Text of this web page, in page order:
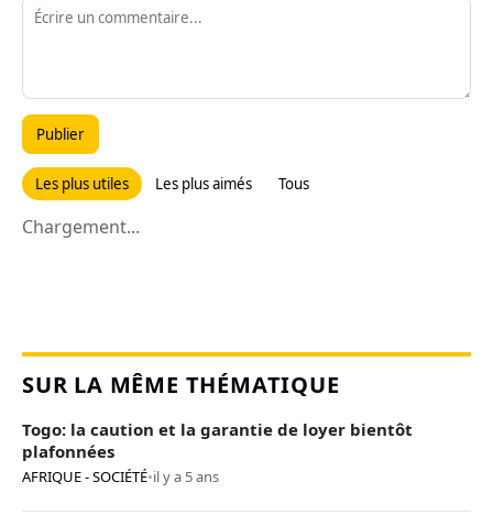
Publier
Les plus utiles Les plus aimés Tous
Chargement...
SUR LA MÊME THÉMATIQUE
Togo: la caution et la garantie de loyer bientôt
plafonnées
AFRIQUE - SOCIÉTÉ•il y a 5 ans